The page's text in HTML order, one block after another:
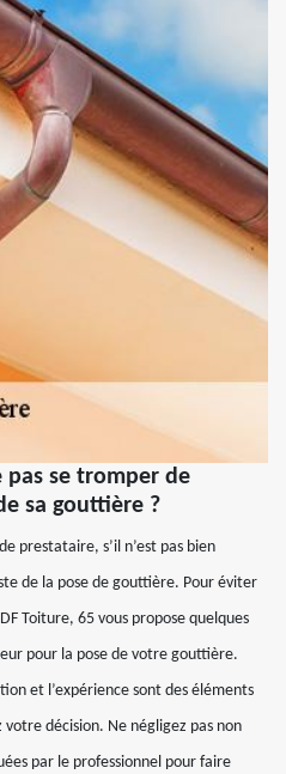
se tromper de
sa gouttière ?
prestataire, s’il n’est pas bien
de la pose de gouttière. Pour éviter
Toiture, 65 vous propose quelques
pour la pose de votre gouttière.
et l’expérience sont des éléments
décision. Ne négligez pas non
par le professionnel pour faire